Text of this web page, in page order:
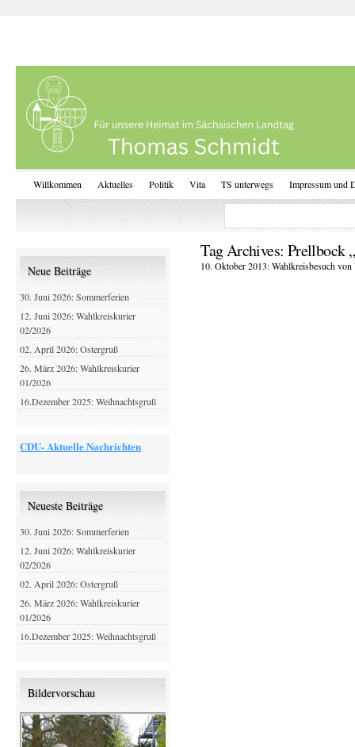
Willkommen Aktuelles Politik Vita TS unterwegs Impressum und
Tag Archives: Prellbock
10. Oktober 2013: Wahlkreisbesuch
Neue Beiträge
30. Juni 2026: Sommerferien
12. Juni 2026: Wahlkreiskurier
02/2026
02. April 2026: Ostergruß
26. März 2026: Wahlkreiskurier
01/2026
16.Dezember 2025: Weihnachtsgruß
CDU- Aktuelle Nachrichten
Neueste Beiträge
30. Juni 2026: Sommerferien
12. Juni 2026: Wahlkreiskurier
02/2026
02. April 2026: Ostergruß
26. März 2026: Wahlkreiskurier
01/2026
16.Dezember 2025: Weihnachtsgruß
Bildervorschau